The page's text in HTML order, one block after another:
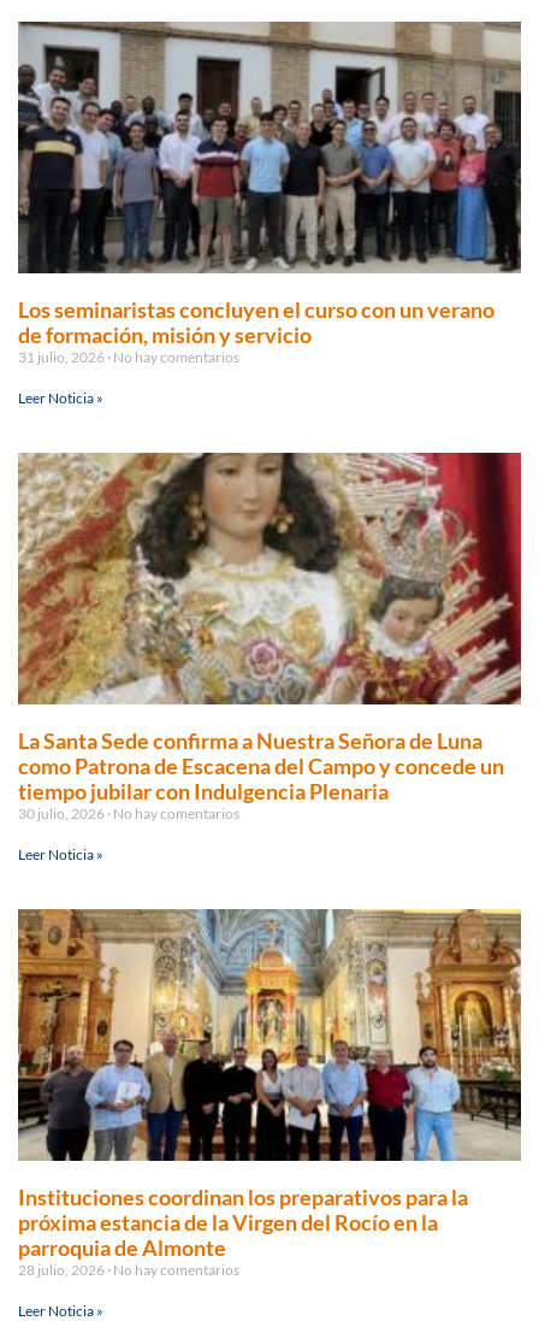
Los seminaristas concluyen el curso con un verano
de formación, misión y servicio
31 julio, 2026 No hay comentarios
Leer Noticia »
La Santa Sede confirma a Nuestra Señora de Luna
como Patrona de Escacena del Campo y concede un
tiempo jubilar con Indulgencia Plenaria
30 julio, 2026 No hay comentarios
Leer Noticia »
Instituciones coordinan los preparativos para la
próxima estancia de la Virgen del Rocío en la
parroquia de Almonte
28 julio, 2026 No hay comentarios
Leer Noticia »